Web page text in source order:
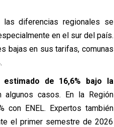
las diferencias regionales se
en el sur del país.
bajas en sus tarifas, comunas
de 16,6% bajo la
casos. En la Región
con ENEL. Expertos también
el primer semestre de 2026